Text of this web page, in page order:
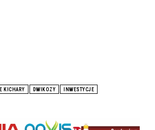
KICHARY DWIKOZY INWESTYCJE